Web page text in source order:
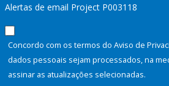
Alertas de email Project P003118
Concordo com os termos do Aviso de
dados pessoais sejam processados, na
assinar as atualizações selecionadas.